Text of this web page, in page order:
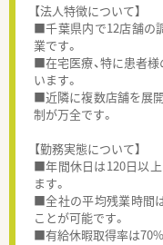
【法人特徴について】
■千葉県内で12店舗の
業です。
■在宅医療、特に患者
います。
■近隣に複数店舗を展
制が万全です。
【勤務実態について】
■年間休日は120日以上
ます。
■全社の平均残業時間
ことが可能です。
■有給休暇取得率は70%